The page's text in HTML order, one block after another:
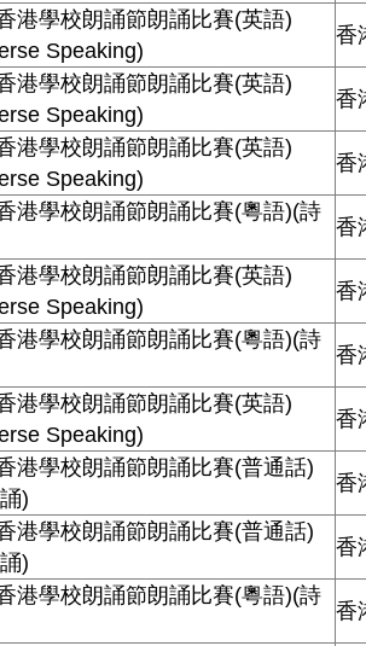
港學校朗誦節朗誦比賽(英語)
Speaking)
香
港學校朗誦節朗誦比賽(英語)
Speaking)
香
港學校朗誦節朗誦比賽(英語)
Speaking)
香
港學校朗誦節朗誦比賽(粵語)(詩
香
港學校朗誦節朗誦比賽(英語)
Speaking)
香
港學校朗誦節朗誦比賽(粵語)(詩
香
港學校朗誦節朗誦比賽(英語)
Speaking)
香
港學校朗誦節朗誦比賽(普通話)
)
香
港學校朗誦節朗誦比賽(普通話)
)
香
港學校朗誦節朗誦比賽(粵語)(詩
香